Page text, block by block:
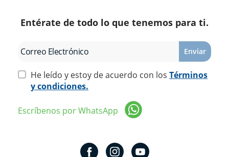
Entérate de todo lo que tenemos para ti.
Enviar
He leído y estoy de acuerdo con los Términos
y condiciones.
Escríbenos por WhatsApp